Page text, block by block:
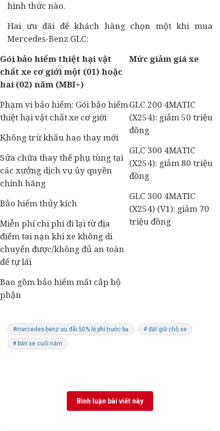
hình thức nào.
Hai ưu đãi để khách hàng chọn một khi mua
Mercedes-Benz GLC:
Gói bảo hiểm thiệt hại vật
chất xe cơ giới một (01) hoặc
hai (02) năm (MBI+)
Mức giảm giá xe
Phạm vi bảo hiểm: Gói bảo hiểm
thiệt hại vật chất xe cơ giới
Không trừ khấu hao thay mới
Sửa chữa thay thế phụ tùng tại
các xưởng dịch vụ ủy quyền
chính hãng
Bảo hiểm thủy kích
Miễn phí chi phí đi lại từ địa
điểm tai nạn khi xe không di
chuyển được/không đủ an toàn
để tự lái
Bao gồm bảo hiểm mất cắp bộ
phận
GLC 200 4MATIC
(X254): giảm 50 triệu
đồng
GLC 300 4MATIC
(X254): giảm 80 triệu
đồng
GLC 300 4MATIC
(X254) (V1): giảm 70
triệu đồng
#mercedes-benz ưu đãi 50% lệ phí trước bạ # đặt giữ chỗ xe
# bán xe cuối năm
Bình luận bài viết này